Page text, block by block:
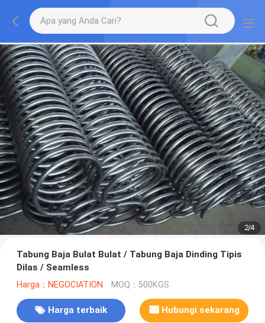
2/4
Tabung Baja Bulat Bulat / Tabung Baja Dinding Tipis
Dilas / Seamless
Harga：NEGOCIATION MOQ：500KGS
Harga terbaik Hubungi sekarang